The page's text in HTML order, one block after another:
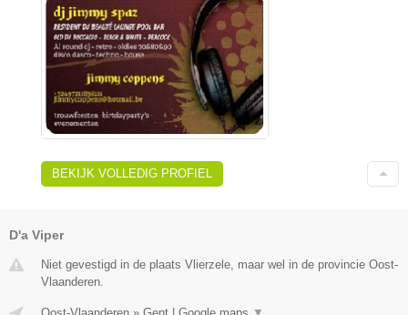
BEKIJK VOLLEDIG PROFIEL
D'a Viper
Niet gevestigd in de plaats Vlierzele, maar wel in de provincie Oost-
Vlaanderen.